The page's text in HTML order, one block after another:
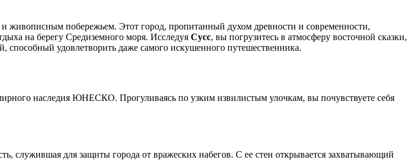
живописным побережьем. Этот город, пропитанный духом древности и современности,
на берегу Средиземного моря. Исследуя Сусс, вы погрузитесь в атмосферу восточной сказки,
способный удовлетворить даже самого искушенного путешественника.
наследия ЮНЕСКО. Прогуливаясь по узким извилистым улочкам, вы почувствуете себя
служившая для защиты города от вражеских набегов. С ее стен открывается захватывающий